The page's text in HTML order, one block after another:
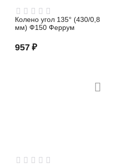
Колено угол 135° (430/0,8
мм) Ф150 Феррум
957 ₽